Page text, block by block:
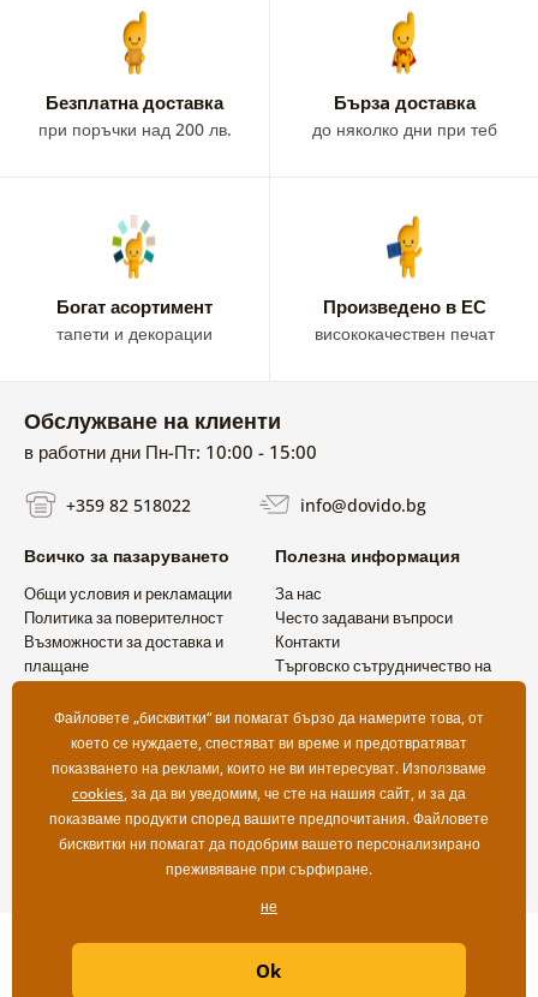
Безплатна доставка
при поръчки над 200 лв.
Бързa доставка
до няколко дни при теб
Богат асортимент
тапети и декорации
Произведено в ЕС
висококачествен печат
Обслужване на клиенти
в работни дни Пн-Пт: 10:00 - 15:00
+359 82 518022 info@dovido.bg
Всичко за пазаруването
Общи условия и рекламации
Политика за поверителност
Възможности за доставка и
плащане
Полезна информация
За нас
Често задавани въпроси
Контакти
Търговско сътрудничество на
Copyright ©2019 © Dovido.bg.
| Онлайн магазинът е създаден от
Файловете „бисквитки“ ви помагат бързо да намерите това, от
което се нуждаете, спестяват ви време и предотвратяват
показването на реклами, които не ви интересуват. Използваме
cookies, за да ви уведомим, че сте на нашия сайт, и за да
показваме продукти според вашите предпочитания. Файловете
бисквитки ни помагат да подобрим вашето персонализирано
преживяване при сърфиране.
не
Ok